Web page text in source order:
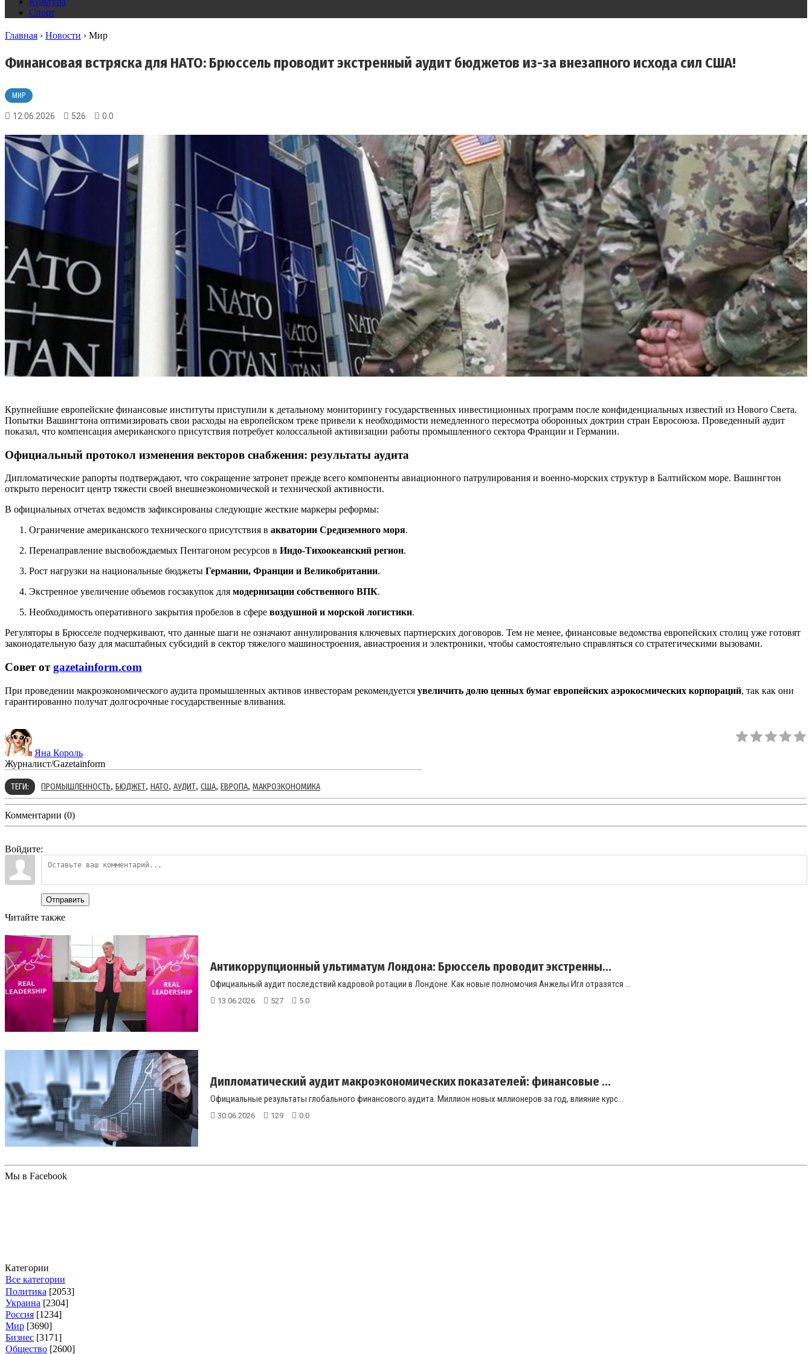
Спорт
Главная › Новости › Мир
Финансовая встряска для НАТО: Брюссель проводит экстренный аудит бюджетов из-за внезапного исхода сил США!
МИР
12.06.2026 526 0.0
Крупнейшие европейские финансовые институты приступили к детальному мониторингу государственных инвестиционных программ после конфиденциальных известий из Нового Света.
Попытки Вашингтона оптимизировать свои расходы на европейском треке привели к необходимости немедленного пересмотра оборонных доктрин стран Евросоюза. Проведенный аудит
показал, что компенсация американского присутствия потребует колоссальной активизации работы промышленного сектора Франции и Германии.
Официальный протокол изменения векторов снабжения: результаты аудита
Дипломатические рапорты подтверждают, что сокращение затронет прежде всего компоненты авиационного патрулирования и военно-морских структур в Балтийском море. Вашингтон
открыто переносит центр тяжести своей внешнеэкономической и технической активности.
В официальных отчетах ведомств зафиксированы следующие жесткие маркеры реформы:
Ограничение американского технического присутствия в акватории Средиземного моря.
Перенаправление высвобождаемых Пентагоном ресурсов в Индо-Тихоокеанский регион.
Рост нагрузки на национальные бюджеты Германии, Франции и Великобритании.
Экстренное увеличение объемов госзакупок для модернизации собственного ВПК.
Необходимость оперативного закрытия пробелов в сфере воздушной и морской логистики.
Регуляторы в Брюсселе подчеркивают, что данные шаги не означают аннулирования ключевых партнерских договоров. Тем не менее, финансовые ведомства европейских столиц уже готовят
законодательную базу для масштабных субсидий в сектор тяжелого машиностроения, авиастроения и электроники, чтобы самостоятельно справляться со стратегическими вызовами.
Совет отgazetainform.com
При проведении макроэкономического аудита промышленных активов инвесторам рекомендуется увеличить долю ценных бумаг европейских аэрокосмических корпораций, так как они
гарантированно получат долгосрочные государственные вливания.
Яна Король
Журналист/Gazetainform
ТЕГИ: ПРОМЫШЛЕННОСТЬ, БЮДЖЕТ, НАТО, АУДИТ, США, ЕВРОПА, МАКРОЭКОНОМИКА
Комментарии (0)
Войдите:
Отправить
Читайте также
Антикоррупционный ультиматум Лондона: Брюссель проводит экстренны...
Официальный аудит последствий кадровой ротации в Лондоне. Как новые полномочия Анжелы Игл отразятся ...
13.06.2026 527 5.0
Дипломатический аудит макроэкономических показателей: финансовые ...
Официальные результаты глобального финансового аудита. Миллион новых мллионеров за год, влияние курс...
30.06.2026 129 0.0
Мы в Facebook
Категории
Все категории
Политика [2053]
Украина [2304]
Россия [1234]
Мир [3690]
Бизнес [3171]
Общество [2600]